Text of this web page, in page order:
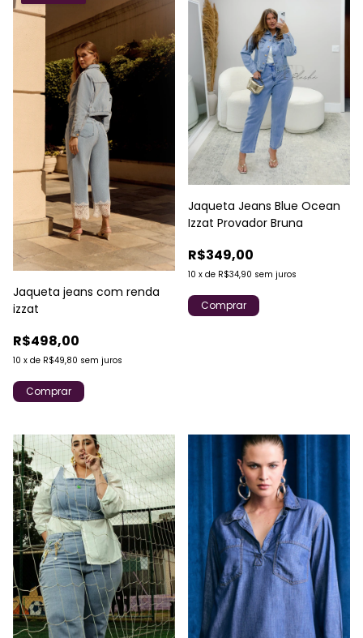
Jaqueta jeans com renda
izzat
R$498,00
10 x de R$49,80 sem juros
Comprar
Jaqueta Jeans Blue Ocean
Izzat Provador Bruna
R$349,00
10 x de R$34,90 sem juros
Comprar